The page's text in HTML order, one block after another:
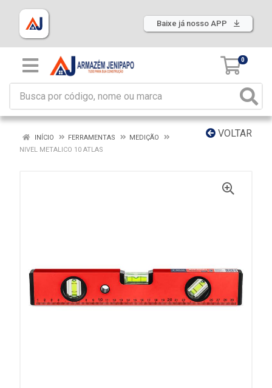
Baixe já nosso APP
0
VOLTAR
INÍCIO FERRAMENTAS
MEDIÇÃO
NIVEL METALICO 10 ATLAS